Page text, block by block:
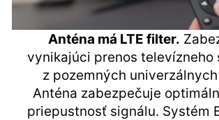
Anténa má LTE filter.
vynikajúci prenos televízneho
z pozemných
Anténa zabezpečuje
priepustnosť signálu. Systém